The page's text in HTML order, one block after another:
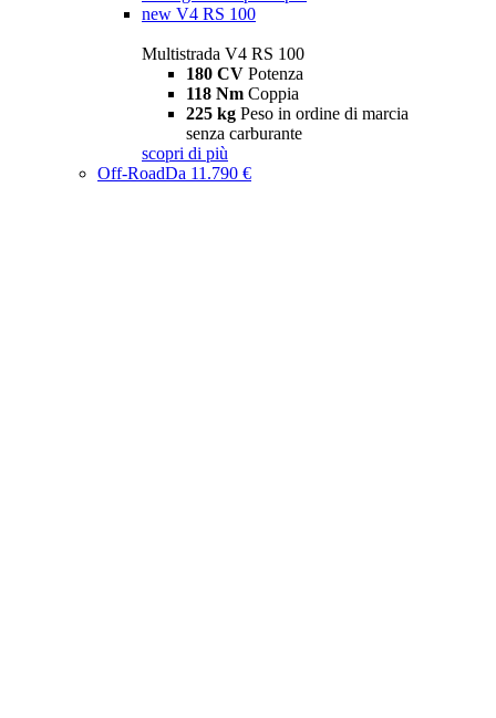
new V4 RS 100
Multistrada V4 RS 100
180 CV Potenza
118 Nm Coppia
225 kg Peso in ordine di marcia
senza carburante
scopri di più
Off-RoadDa 11.790 €